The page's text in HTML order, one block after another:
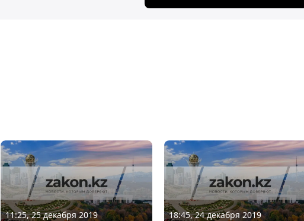
11:25, 25 декабря 2019 18:45, 24 декабря 2019